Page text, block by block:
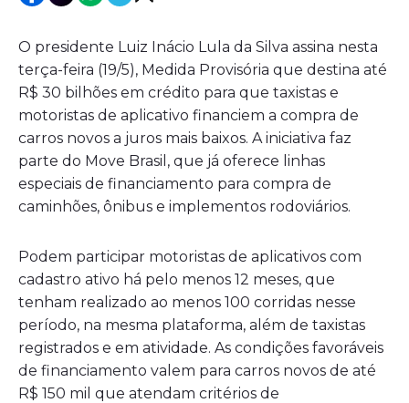
O presidente Luiz Inácio Lula da Silva assina nesta
terça-feira (19/5), Medida Provisória que destina até
R$ 30 bilhões em crédito para que taxistas e
motoristas de aplicativo financiem a compra de
carros novos a juros mais baixos. A iniciativa faz
parte do Move Brasil, que já oferece linhas
especiais de financiamento para compra de
caminhões, ônibus e implementos rodoviários.
Podem participar motoristas de aplicativos com
cadastro ativo há pelo menos 12 meses, que
tenham realizado ao menos 100 corridas nesse
período, na mesma plataforma, além de taxistas
registrados e em atividade. As condições favoráveis
de financiamento valem para carros novos de até
R$ 150 mil que atendam critérios de